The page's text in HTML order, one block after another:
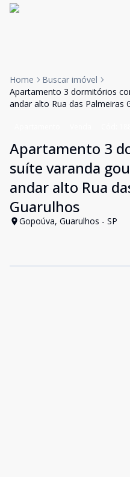
Home
Buscar imóvel
Apartamento 3 dormitórios
andar alto Rua das Palmeiras
Apartamento 3
suíte varanda
andar alto Rua
Guarulhos
Gopoúva, Guarulhos - SP